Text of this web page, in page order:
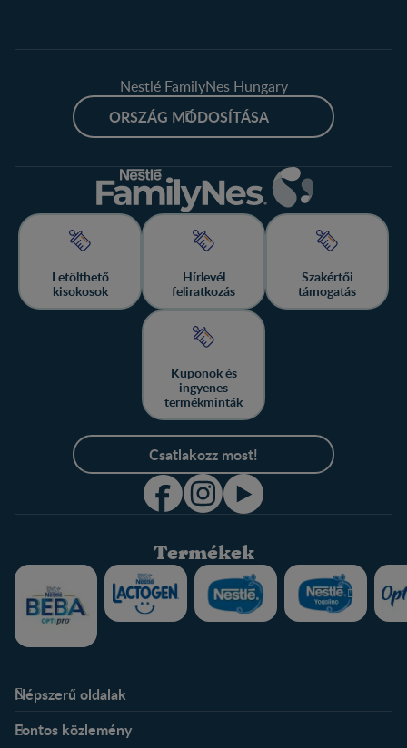
Nestlé FamilyNes Hungary
ORSZÁG MÓDOSÍTÁSA
Letölthető
kisokosok
Hírlevél
feliratkozás
Szakértői
támogatás
Kuponok és
ingyenes
termékminták
Csatlakozz most!
Termékek
Népszerű oldalak
Kapcsolat
Fontos közlemény